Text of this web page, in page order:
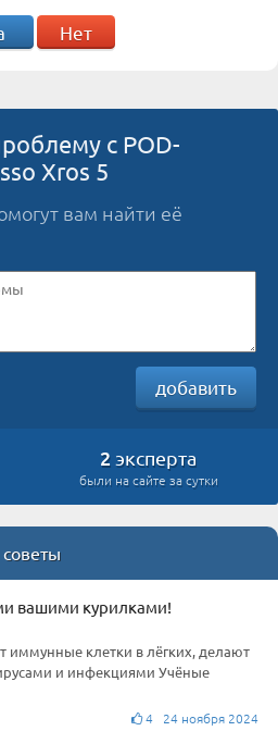
Нет
с POD-
Xros 5
вам найти её
добавить
2 эксперта
были на сайте за сутки
вашими курилками!
иммунные клетки в лёгких, делают
и инфекциями Учёные
4 24 ноября 2024